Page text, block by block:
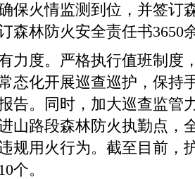
保火情监测到位，并签订
森林防火安全责任书3650
度。严格执行值班制度
态化开展巡查巡护，保持
告。同时，加大巡查监管
山路段森林防火执勤点，
规用火行为。截至目前，
个。